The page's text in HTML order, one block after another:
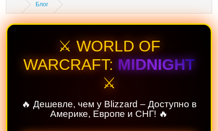
Блог
⚔️ WORLD OF
WARCRAFT: MIDNIGHT
⚔️
🔥 Дешевле, чем у Blizzard – Доступно в
Америке, Европе и СНГ! 🔥